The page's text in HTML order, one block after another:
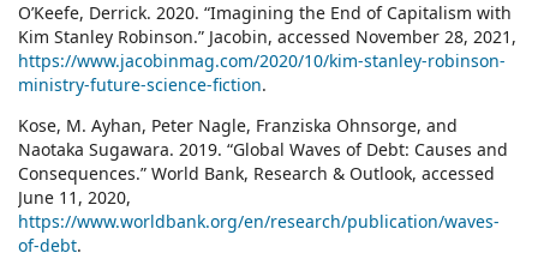
O’Keefe, Derrick. 2020. “Imagining the End of Capitalism with
Kim Stanley Robinson.” Jacobin, accessed November 28, 2021,
https://www.jacobinmag.com/2020/10/kim-stanley-robinson-
ministry-future-science-fiction.
Kose, M. Ayhan, Peter Nagle, Franziska Ohnsorge, and
Naotaka Sugawara. 2019. “Global Waves of Debt: Causes and
Consequences.” World Bank, Research & Outlook, accessed
June 11, 2020,
https://www.worldbank.org/en/research/publication/waves-
of-debt.